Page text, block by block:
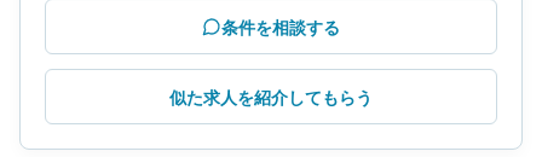
条件を相談する
似た求人を紹介してもらう